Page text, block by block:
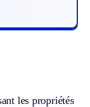
les propriétés